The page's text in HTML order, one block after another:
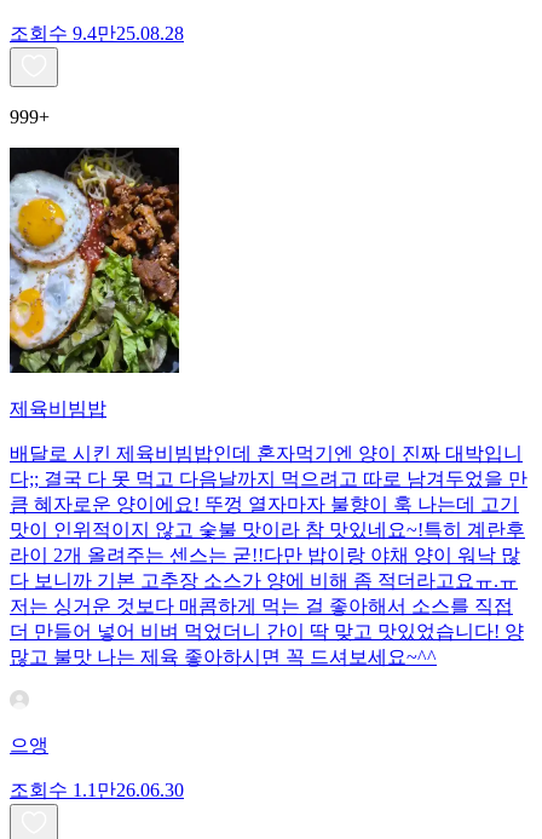
조회수 9.4만25.08.28
999+
제육비빔밥
배달로 시킨 제육비빔밥인데 혼자먹기엔 양이 진짜 대박입니
다;; 결국 다 못 먹고 다음날까지 먹으려고 따로 남겨두었을 만
큼 혜자로운 양이에요! 뚜껑 열자마자 불향이 훅 나는데 고기
맛이 인위적이지 않고 숯불 맛이라 참 맛있네요~!특히 계란후
라이 2개 올려주는 센스는 굳!! ​다만 밥이랑 야채 양이 워낙 많
다 보니까 기본 고추장 소스가 양에 비해 좀 적더라고요ㅠ.ㅠ
저는 싱거운 것보다 매콤하게 먹는 걸 좋아해서 소스를 직접
더 만들어 넣어 비벼 먹었더니 간이 딱 맞고 맛있었습니다! 양
많고 불맛 나는 제육 좋아하시면 꼭 드셔보세요~^^
으앵
조회수 1.1만26.06.30